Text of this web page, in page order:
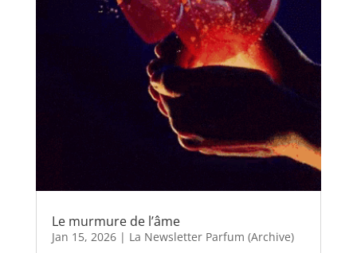
Le murmure de l’âme
Jan 15, 2026| La Newsletter Parfum (Archive)